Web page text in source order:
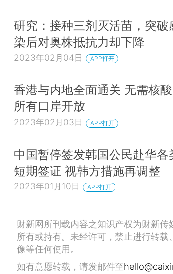
研究：接种三剂灭活苗，突破
染后对奥株抵抗力却下降
2023年02月04日 APP打开
香港与内地全面通关 无需核酸
所有口岸开放
2023年02月03日 APP打开
中国暂停签发韩国公民赴华各
短期签证 视韩方措施再调整
2023年01月10日 APP打开
财新网所刊载内容之知识产权为财新传
所有或持有。未经许可，禁止进行转载
像等任何使用。
如有意愿转载，请发邮件至